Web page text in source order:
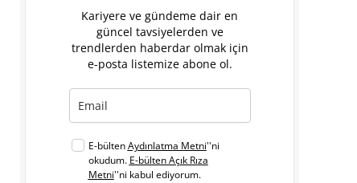
Kariyere ve gündeme dair en
güncel tavsiyelerden ve
trendlerden haberdar olmak için
e-posta listemize abone ol.
E-bültenAydınlatma Metni''ni
okudum. E-bülten Açık Rıza
Metni''ni kabul ediyorum.